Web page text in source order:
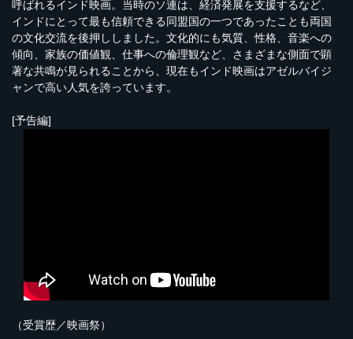
呼ばれるインド映画。当時のソ連は、経済発展を支援するなど、
インドにとって最も信頼できる同盟国の一つであったことも両国
の文化交流を後押ししました。文化的にも気質、性格、音楽への
傾向、家族の価値観、仕事への倫理観など、さまざまな側面で顕
著な共鳴が見られることから、現在もインド映画はアゼルバイジ
ャンで高い人気を誇っています。
[予告編]
（受賞歴／映画祭）